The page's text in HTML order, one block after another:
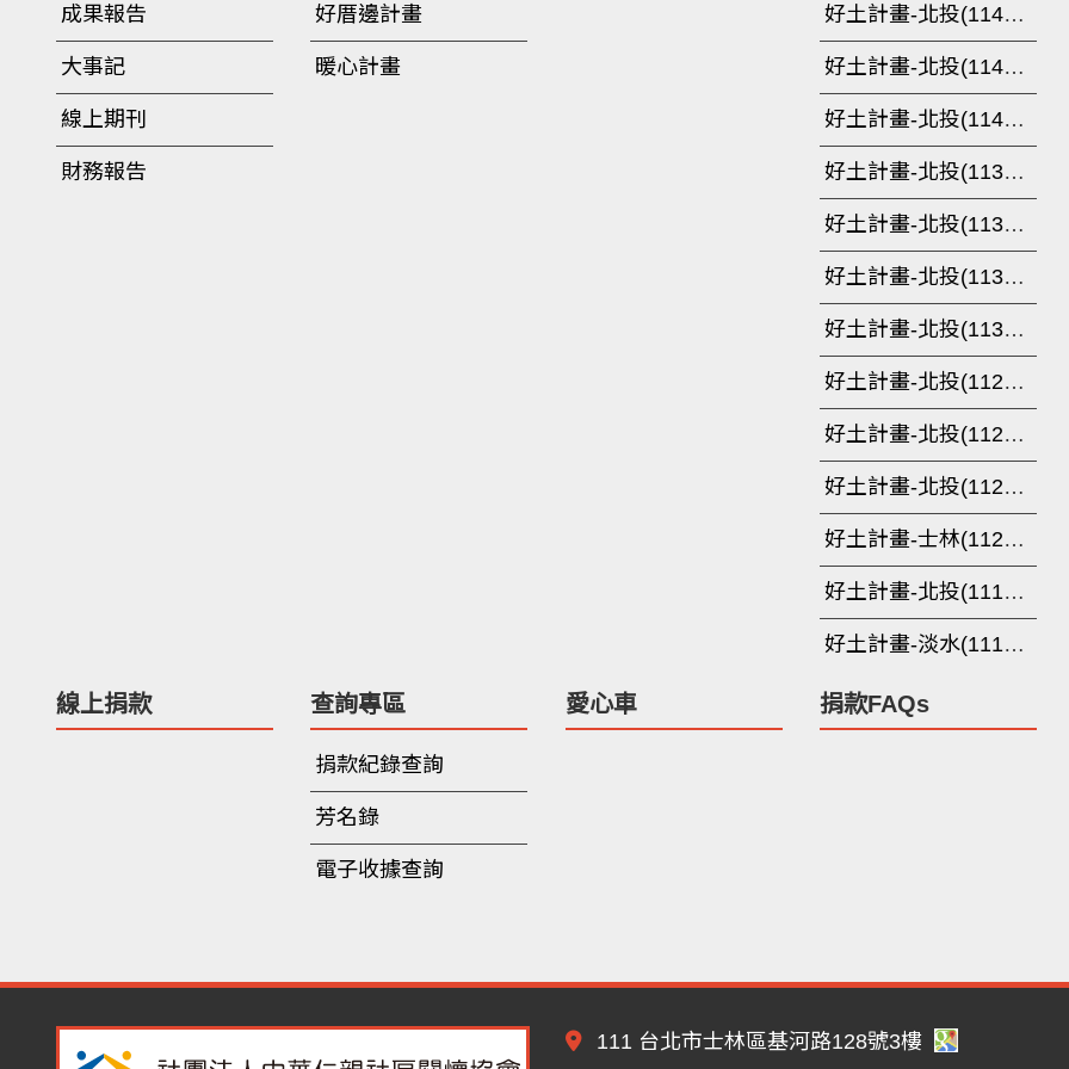
成果報告
大事記
線上期刊
財務報告
好厝邊計畫
暖心計畫
好土計畫-北投(114年10月-115年2月)
好土計畫-北投(114年7月-9月)
好土計畫-北投(114年3月-6月)
好土計畫-北投(113年12月-114年2月)
好土計畫-北投(113年9月-11月)
好土計畫-北投(113年6月-8月)
好土計畫-北投(113年3月-113年5月)
好土計畫-北投(112年11月-113年2月)
好土計畫-北投(112年6-10月)
好土計畫-北投(112年3月-5月)
好土計畫-士林(112年寒假)
好土計畫-北投(111年12月-112年2月)
好土計畫-淡水(111年12月-112年2月)
線上捐款 查詢專區
捐款紀錄查詢
芳名錄
電子收據查詢
愛心車 捐款FAQs
111 台北市士林區基河路128號3樓